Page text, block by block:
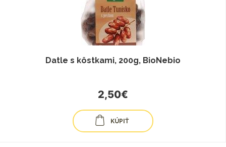
Datle s kôstkami, 200g, BioNebio
2,50€
KÚPIŤ